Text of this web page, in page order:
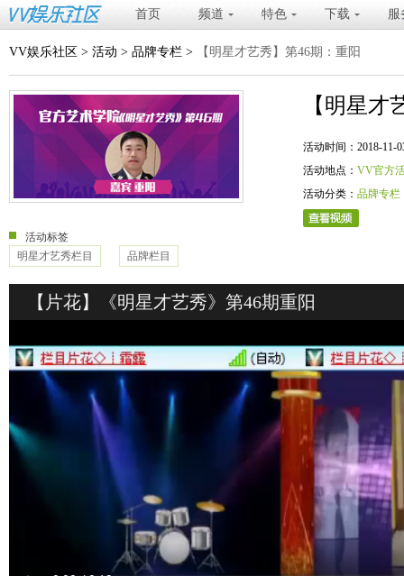
首页 频道 特色 下载 服
VV娱乐社区 > 活动 > 品牌专栏 > 【明星才艺秀】第46期：重阳
【明星才
活动时间：2018-11-
活动地点： VV官方
活动分类： 品牌专栏
活动标签
明星才艺秀栏目
品牌栏目
【片花】《明星才艺秀》第46期重阳